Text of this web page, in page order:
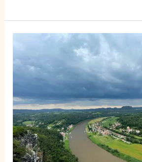
Svájc:
A
Természet
Történelem
Csodája